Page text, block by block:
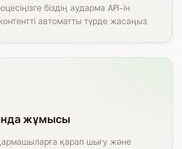
біздің аударма API-ін
автоматты түрде жасаңыз.
жұмысы
қарап шығу және